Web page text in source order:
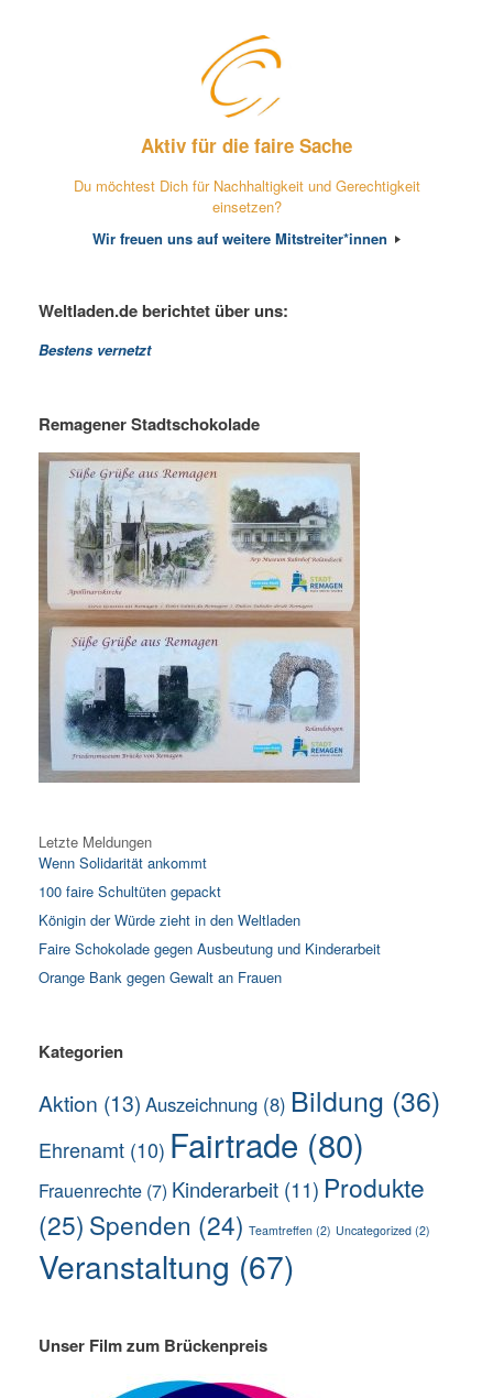
Aktiv für die faire Sache
Du möchtest Dich für Nachhaltigkeit und Gerechtigkeit
einsetzen?
Wir freuen uns auf weitere Mitstreiter*innen
Weltladen.de berichtet über uns:
Bestens vernetzt
Remagener Stadtschokolade
Letzte Meldungen
Wenn Solidarität ankommt
100 faire Schultüten gepackt
Königin der Würde zieht in den Weltladen
Faire Schokolade gegen Ausbeutung und Kinderarbeit
Orange Bank gegen Gewalt an Frauen
Kategorien
Aktion (13) Auszeichnung (8) Bildung (36)
Ehrenamt (10) Fairtrade (80)
Frauenrechte (7) Kinderarbeit (11) Produkte
(25) Spenden (24) Teamtreffen (2) Uncategorized (2)
Veranstaltung (67)
Unser Film zum Brückenpreis